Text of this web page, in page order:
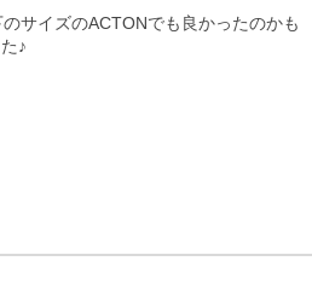
サイズのACTONでも良かったのかも